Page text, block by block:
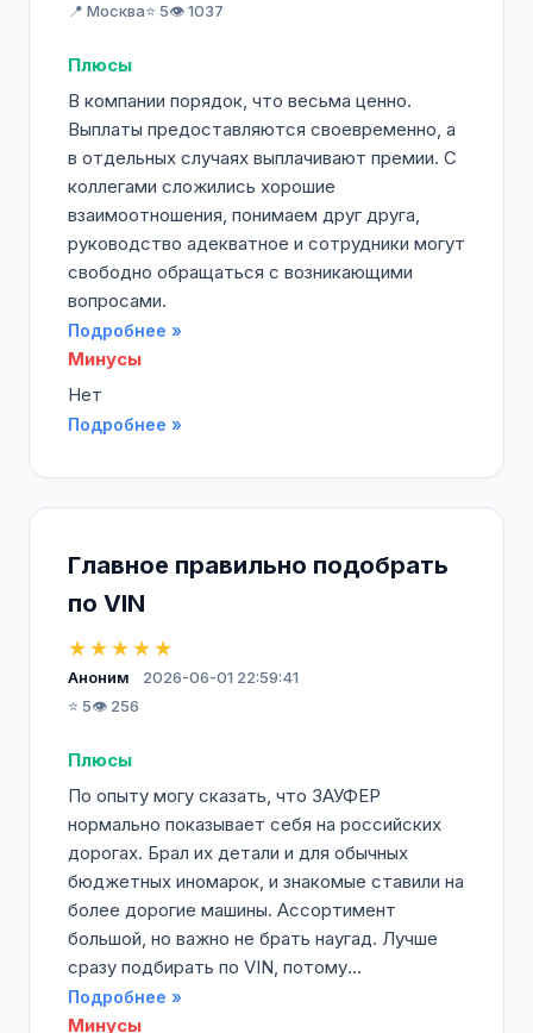
📍 Москва⭐ 5👁️ 1037
Плюсы
В компании порядок, что весьма ценно.
Выплаты предоставляются своевременно, а
в отдельных случаях выплачивают премии. С
коллегами сложились хорошие
взаимоотношения, понимаем друг друга,
руководство адекватное и сотрудники могут
свободно обращаться с возникающими
вопросами.
Подробнее »
Минусы
Нет
Подробнее »
Главное правильно подобрать
по VIN
★★★★★
Аноним
2026-06-01 22:59:41
⭐ 5👁️ 256
Плюсы
По опыту могу сказать, что ЗАУФЕР
нормально показывает себя на российских
дорогах. Брал их детали и для обычных
бюджетных иномарок, и знакомые ставили на
более дорогие машины. Ассортимент
большой, но важно не брать наугад. Лучше
сразу подбирать по VIN, потому...
Подробнее »
Минусы